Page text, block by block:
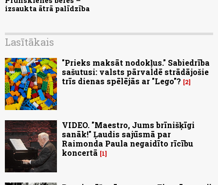
izsaukta ātrā palīdzība
Lasītākais
"Prieks maksāt nodokļus." Sabiedrība
sašutusi: valsts pārvaldē strādājošie
trīs dienas spēlējās ar "Lego"?
2
VIDEO. "Maestro, Jums brīnišķīgi
sanāk!" Ļaudis sajūsmā par
Raimonda Paula negaidīto rīcību
koncertā
1